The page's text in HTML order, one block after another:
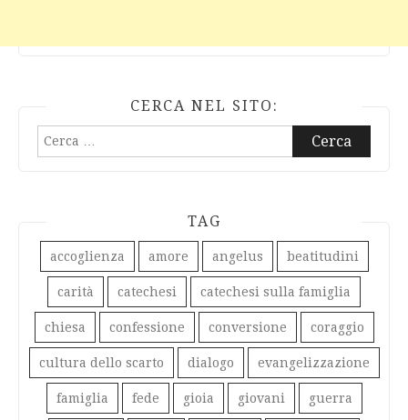
CERCA NEL SITO:
Ricerca
TAG
accoglienza amore angelus beatitudini
carità catechesi catechesi sulla famiglia
chiesa confessione conversione coraggio
cultura dello scarto dialogo evangelizzazione
famiglia fede gioia giovani guerra